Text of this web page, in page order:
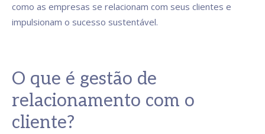
como as empresas se relacionam com seus clientes e
impulsionam o sucesso sustentável.
O que é gestão de
relacionamento com o
cliente?